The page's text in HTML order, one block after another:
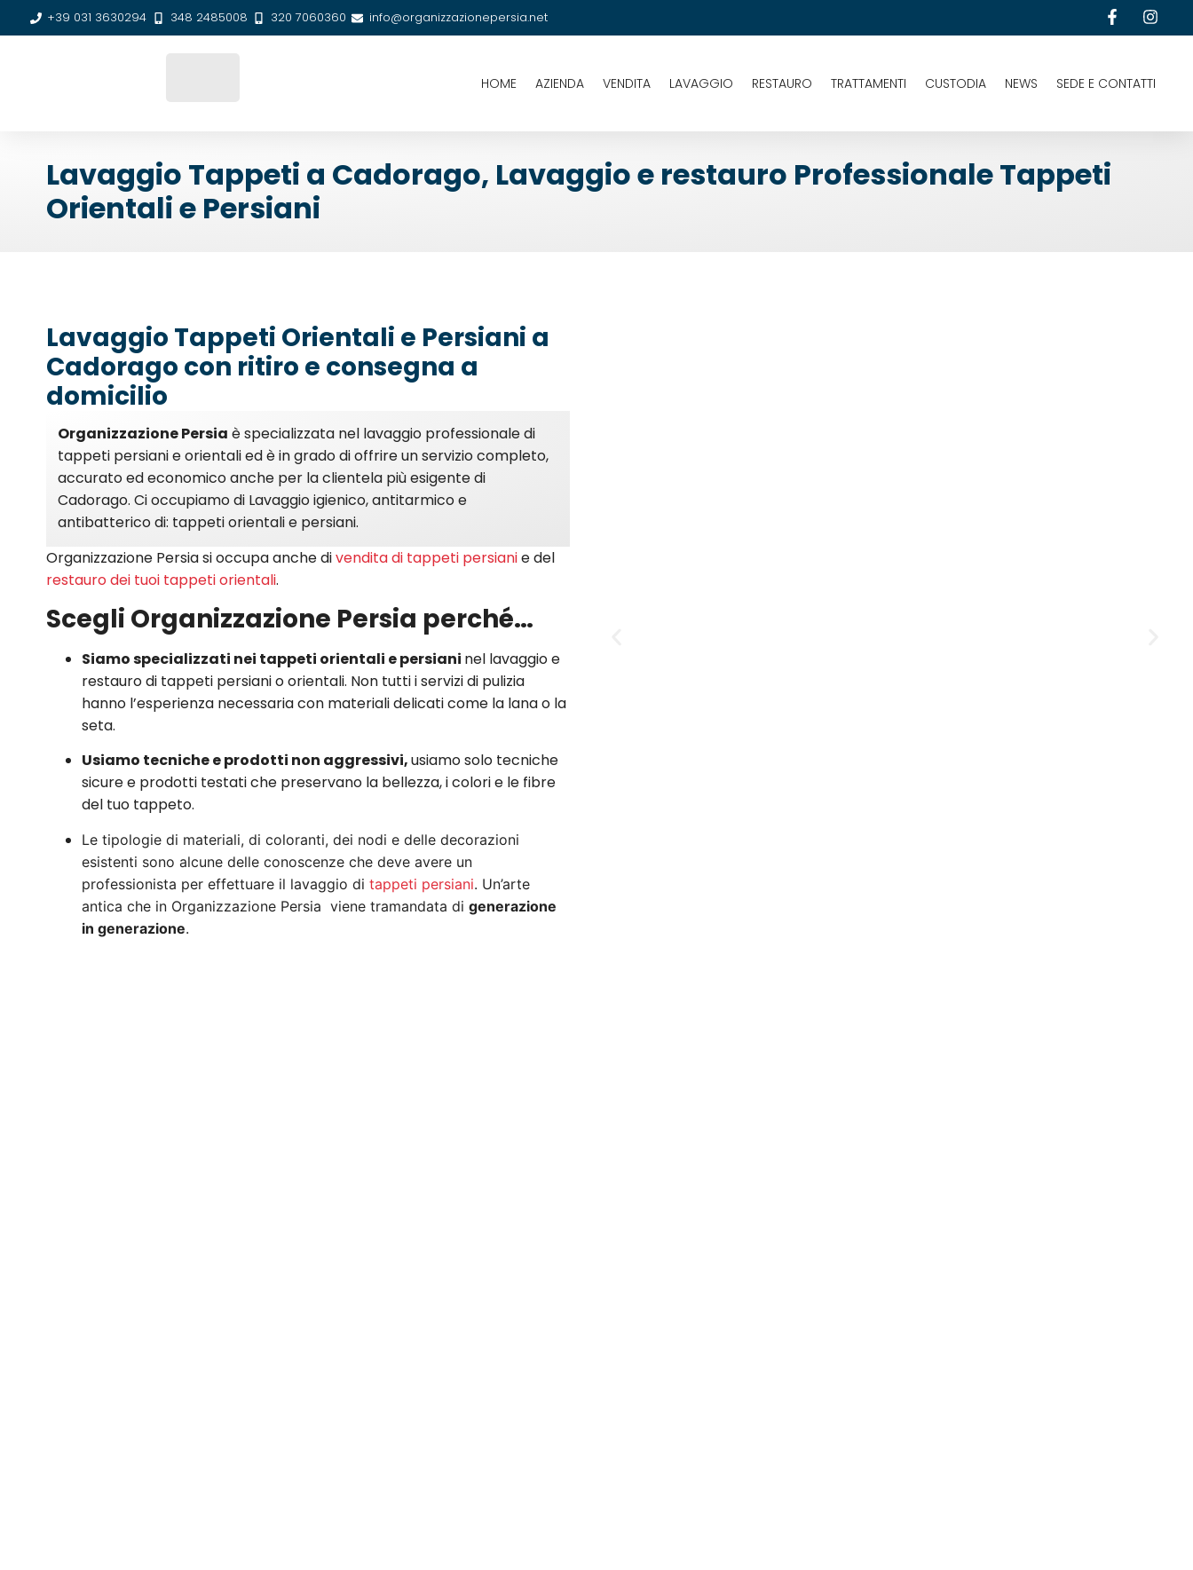
+39 031 3630294 348 2485008 320 7060360 info@organizzazionepersia.net
HOME AZIENDA VENDITA LAVAGGIO RESTAURO TRATTAMENTI CUSTODIA NEWS SEDE E CONTATTI
Lavaggio Tappeti a Cadorago, Lavaggio e restauro Professionale Tappeti
Orientali e Persiani
Lavaggio Tappeti Orientali e Persiani a
Cadorago con ritiro e consegna a
domicilio
Organizzazione Persia è specializzata nel lavaggio professionale di
tappeti persiani e orientali ed è in grado di offrire un servizio completo,
accurato ed economico anche per la clientela più esigente di
Cadorago. Ci occupiamo di Lavaggio igienico, antitarmico e
antibatterico di: tappeti orientali e persiani.
Organizzazione Persia si occupa anche divendita di tappeti persianie del
restauro dei tuoi tappeti orientali.
Scegli Organizzazione Persia perché…
Siamo specializzati nei tappeti orientali e persiani nel lavaggio e
restauro di tappeti persiani o orientali. Non tutti i servizi di pulizia
hanno l’esperienza necessaria con materiali delicati come la lana o la
seta.
Usiamo tecniche e prodotti non aggressivi,usiamo solo tecniche
sicure e prodotti testati che preservano la bellezza, i colori e le fibre
del tuo tappeto.
Le tipologie di materiali, di coloranti, dei nodi e delle decorazioni
esistenti sono alcune delle conoscenze che deve avere un
professionista per effettuare il lavaggio di tappeti persiani. Un’arte
antica che in Organizzazione Persia viene tramandata di generazione
in generazione.